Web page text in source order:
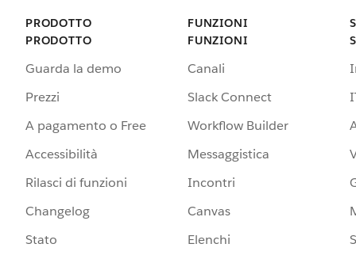
PRODOTTO
PRODOTTO
Guarda la demo
Prezzi
A pagamento o Free
Accessibilità
Rilasci di funzioni
Changelog
Stato
FUNZIONI
FUNZIONI
Canali
Slack Connect
Workflow Builder
Messaggistica
Incontri
Canvas
Elenchi